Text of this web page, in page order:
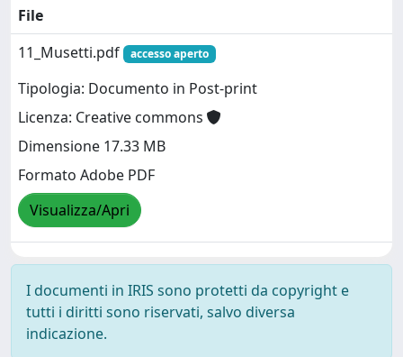
File
11_Musetti.pdf
accesso aperto
Tipologia: Documento in Post-print
Licenza: Creative commons
Dimensione 17.33 MB
Formato Adobe PDF
Visualizza/Apri
I documenti in IRIS sono protetti da copyright e
tutti i diritti sono riservati, salvo diversa
indicazione.